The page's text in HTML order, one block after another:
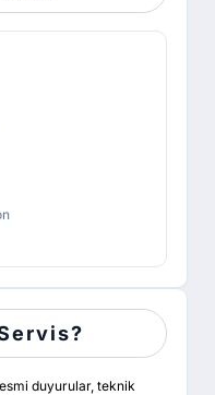
duyurular, teknik